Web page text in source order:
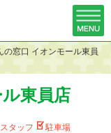
の窓口 イオンモール東員
東員店
タッフ
駐車場